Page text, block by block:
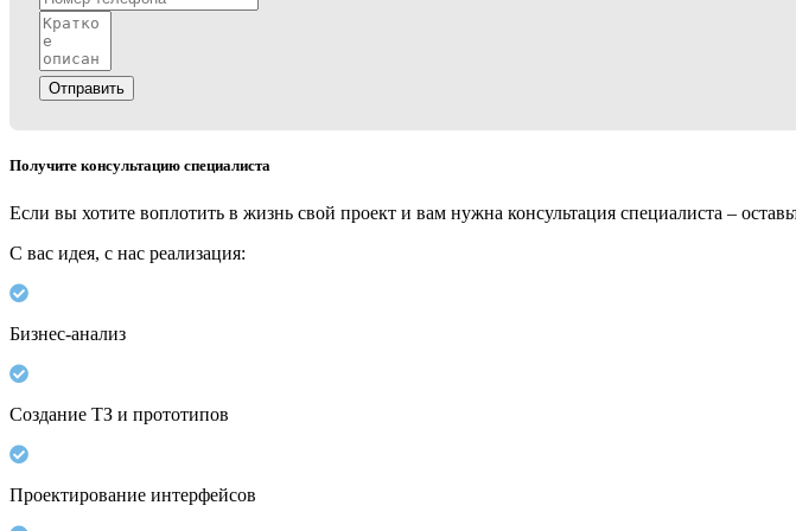
Отправить
Получите консультацию специалиста
Если вы хотите воплотить в жизнь свой проект и вам нужна консультация специалиста –
С вас идея, с нас реализация:
Бизнес-анализ
Создание ТЗ и прототипов
Проектирование интерфейсов